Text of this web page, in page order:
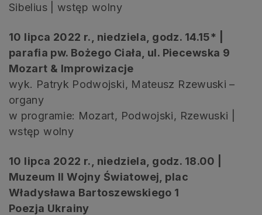
Sibelius | wstęp wolny
10 lipca 2022 r., niedziela, godz. 14.15* |
parafia pw. Bożego Ciała, ul. Piecewska 9
Mozart & Improwizacje
wyk. Patryk Podwojski, Mateusz Rzewuski –
organy
w programie: Mozart, Podwojski, Rzewuski |
wstęp wolny
10 lipca 2022 r., niedziela, godz. 18.00 |
Muzeum II Wojny Światowej, plac
Władysława Bartoszewskiego 1
Poezja Ukrainy